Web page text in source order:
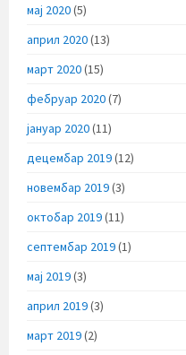
мај 2020(5)
април 2020(13)
март 2020(15)
фебруар 2020(7)
јануар 2020(11)
децембар 2019(12)
новембар 2019(3)
октобар 2019(11)
септембар 2019(1)
мај 2019(3)
април 2019(3)
март 2019(2)